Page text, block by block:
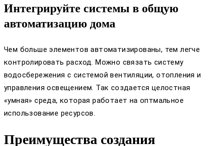
Интегрируйте системы в общую
автоматизацию дома
Чем больше элементов автоматизированы, тем легче
контролировать расход. Можно связать систему
водосбережения с системой вентиляции, отопления и
управления освещением. Так создается целостная
«умная» среда, которая работает на оптмальное
использование ресурсов.
Преимущества создания